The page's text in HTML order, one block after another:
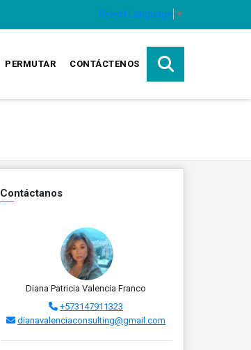
Select Language ▼
PERMUTAR CONTÁCTENOS
Contáctanos
Diana Patricia Valencia Franco
+573147911323
dianavalenciaconsulting@gmail.com